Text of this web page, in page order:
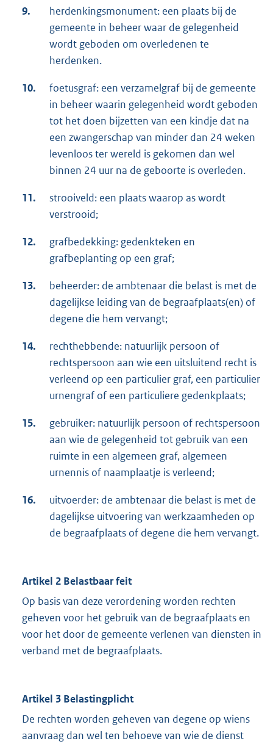
9.
herdenkingsmonument: een plaats bij de
gemeente in beheer waar de gelegenheid
wordt geboden om overledenen te
herdenken.
10.
foetusgraf: een verzamelgraf bij de gemeente
in beheer waarin gelegenheid wordt geboden
tot het doen bijzetten van een kindje dat na
een zwangerschap van minder dan 24 weken
levenloos ter wereld is gekomen dan wel
binnen 24 uur na de geboorte is overleden.
11.
strooiveld: een plaats waarop as wordt
verstrooid;
12.
grafbedekking: gedenkteken en
grafbeplanting op een graf;
13.
beheerder: de ambtenaar die belast is met de
dagelijkse leiding van de begraafplaats(en) of
degene die hem vervangt;
14.
rechthebbende: natuurlijk persoon of
rechtspersoon aan wie een uitsluitend recht is
verleend op een particulier graf, een particulier
urnengraf of een particuliere gedenkplaats;
15.
gebruiker: natuurlijk persoon of rechtspersoon
aan wie de gelegenheid tot gebruik van een
ruimte in een algemeen graf, algemeen
urnennis of naamplaatje is verleend;
16.
uitvoerder: de ambtenaar die belast is met de
dagelijkse uitvoering van werkzaamheden op
de begraafplaats of degene die hem vervangt.
Artikel 2 Belastbaar feit
Op basis van deze verordening worden rechten
geheven voor het gebruik van de begraafplaats en
voor het door de gemeente verlenen van diensten in
verband met de begraafplaats.
Artikel 3 Belastingplicht
De rechten worden geheven van degene op wiens
aanvraag dan wel ten behoeve van wie de dienst